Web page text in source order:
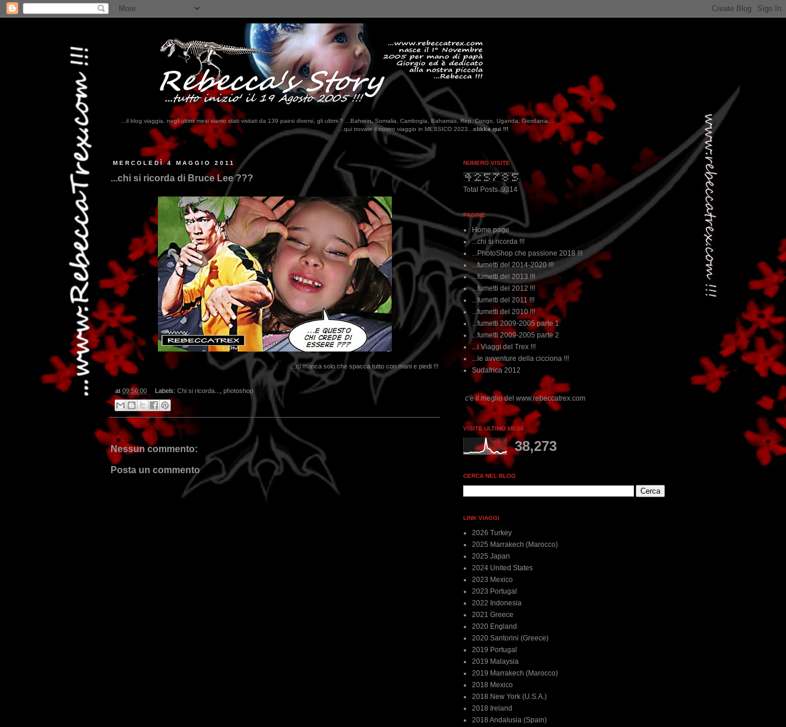
...il blog viaggia, negli ultimi mesi siamo stati visitati da 139 paesi diversi, gli ultimi ? ...Bahrein, Somalia, Cambogia, Bahamas, Rep. Congo, Uganda, Giordania...
...qui trovate il nostro viaggio in MESSICO 2023...clikka qui !!!
MERCOLEDÌ 4 MAGGIO 2011
...chi si ricorda di Bruce Lee ???
...ci manca solo che spacca tutto con mani e piedi !!!
at 09:56:00 Labels: Chi si ricorda... photoshop
Nessun commento:
Posta un commento
NUMERO VISITE
Total Posts :9314
PAGINE
Home page
...chi si ricorda !!!
...PhotoShop che passione 2018 !!!
...fumetti del 2014-2020 !!!
...fumetti del 2013 !!!
...fumetti del 2012 !!!
...fumetti del 2011 !!!
...fumetti del 2010 !!!
...fumetti 2009-2005 parte 1
...fumetti 2009-2005 parte 2
...i Viaggi del Trex !!!
...le avventure della cicciona !!!
Sudafrica 2012
...dai non perdere tempo, clikka "qui", c'è il meglio del www.rebeccatrex.com
VISITE ULTIMO MESE
38,273
CERCA NEL BLOG
LINK VIAGGI
2026 Turkey
2025 Marrakech (Marocco)
2025 Japan
2024 United States
2023 Mexico
2023 Portugal
2022 Indonesia
2021 Greece
2020 England
2020 Santorini (Greece)
2019 Portugal
2019 Malaysia
2019 Marrakech (Marocco)
2018 Mexico
2018 New York (U.S.A.)
2018 Ireland
2018 Andalusia (Spain)